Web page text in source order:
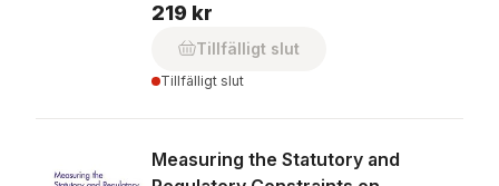
219 kr
Tillfälligt slut
Tillfälligt slut
Measuring the Statutory and